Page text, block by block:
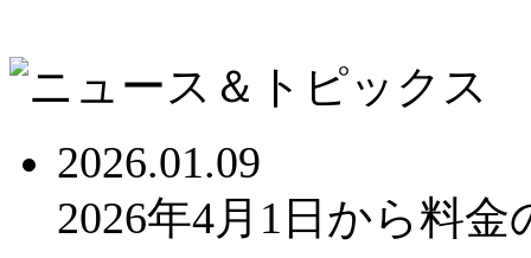
2026.01.09
2026年4月1日から料